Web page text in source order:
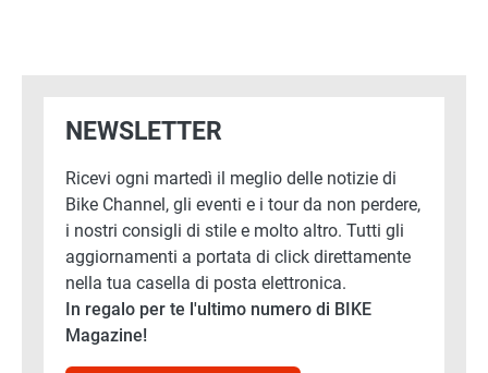
NEWSLETTER
Ricevi ogni martedì il meglio delle notizie di
Bike Channel, gli eventi e i tour da non perdere,
i nostri consigli di stile e molto altro. Tutti gli
aggiornamenti a portata di click direttamente
nella tua casella di posta elettronica.
In regalo per te l'ultimo numero di BIKE
Magazine!